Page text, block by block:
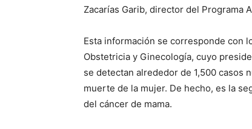
Zacarías Garib, director del Programa
Esta información se corresponde con
Obstetricia y Ginecología, cuyo
se detectan alrededor de 1,500 casos
muerte de la mujer. De hecho, es la
del cáncer de mama.